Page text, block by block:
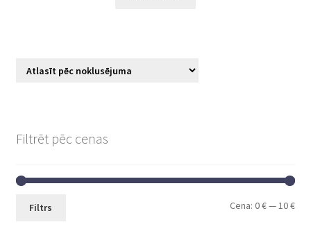
Filtrēt pēc cenas
Filtrs Cena:0 €— 10 €